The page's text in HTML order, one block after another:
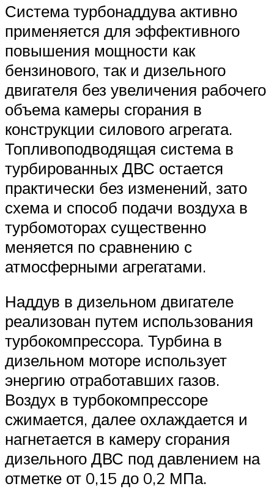
Система турбонаддува активно
применяется для эффективного
повышения мощности как
бензинового, так и дизельного
двигателя без увеличения рабочего
объема камеры сгорания в
конструкции силового агрегата.
Топливоподводящая система в
турбированных ДВС остается
практически без изменений, зато
схема и способ подачи воздуха в
турбомоторах существенно
меняется по сравнению с
атмосферными агрегатами.
Наддув в дизельном двигателе
реализован путем использования
турбокомпрессора. Турбина в
дизельном моторе использует
энергию отработавших газов.
Воздух в турбокомпрессоре
сжимается, далее охлаждается и
нагнетается в камеру сгорания
дизельного ДВС под давлением на
отметке от 0,15 до 0,2 МПа.